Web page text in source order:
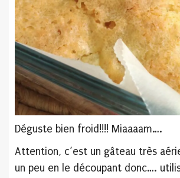
Déguste bien froid!!!! Miaaaam….
Attention, c’est un gâteau très
un peu en le découpant donc….